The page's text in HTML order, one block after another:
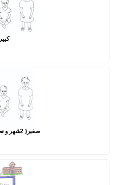
كبير
صغير( 2شهر و نصف-12 شهر)